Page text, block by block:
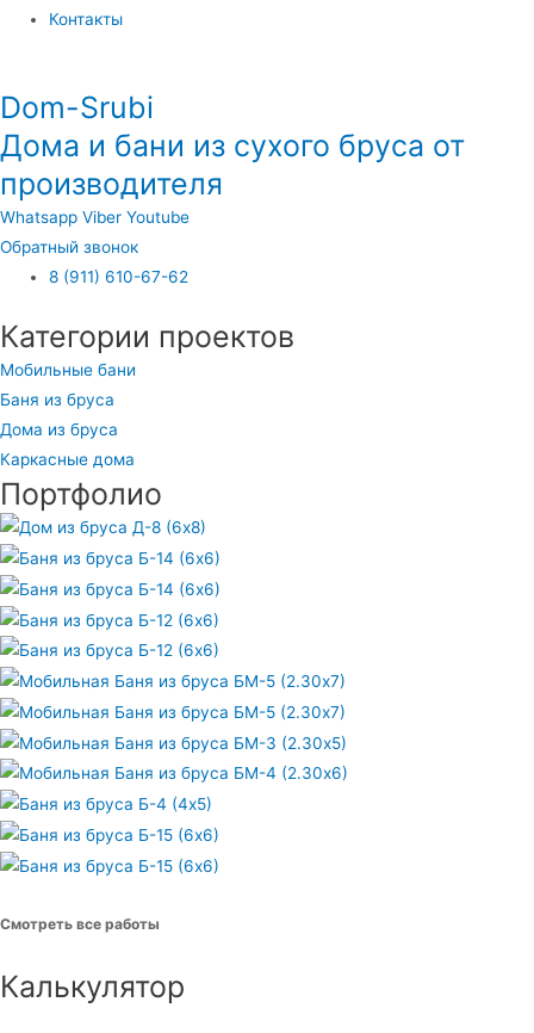
Контакты
Dom-Srubi
Дома и бани из сухого бруса от
производителя
Whatsapp Viber Youtube
Обратный звонок
8 (911) 610-67-62
Категории проектов
Мобильные бани
Баня из бруса
Дома из бруса
Каркасные дома
Портфолио
Смотреть все работы
Калькулятор